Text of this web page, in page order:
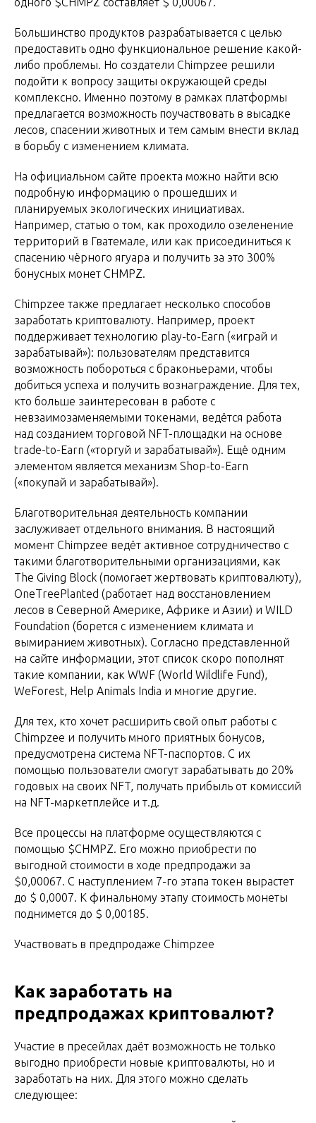
Большинство продуктов разрабатывается с целью
предоставить одно функциональное решение какой-
либо проблемы. Но создатели Chimpzee решили
подойти к вопросу защиты окружающей среды
комплексно. Именно поэтому в рамках платформы
предлагается возможность поучаствовать в высадке
лесов, спасении животных и тем самым внести вклад
в борьбу с изменением климата.
На официальном сайте проекта можно найти всю
подробную информацию о прошедших и
планируемых экологических инициативах.
Например, статью о том, как проходило озеленение
территорий в Гватемале, или как присоединиться к
спасению чёрного ягуара и получить за это 300%
бонусных монет CHMPZ.
Chimpzee также предлагает несколько способов
заработать криптовалюту. Например, проект
поддерживает технологию play-to-Earn («играй и
зарабатывай»): пользователям представится
возможность побороться с браконьерами, чтобы
добиться успеха и получить вознаграждение. Для тех,
кто больше заинтересован в работе с
невзаимозаменяемыми токенами, ведётся работа
над созданием торговой NFT-площадки на основе
trade-to-Earn («торгуй и зарабатывай»). Ещё одним
элементом является механизм Shop-to-Earn
(«покупай и зарабатывай»).
Благотворительная деятельность компании
заслуживает отдельного внимания. В настоящий
момент Chimpzee ведёт активное сотрудничество с
такими благотворительными организациями, как
The Giving Block (помогает жертвовать криптовалюту),
OneTreePlanted (работает над восстановлением
лесов в Северной Америке, Африке и Азии) и WILD
Foundation (борется с изменением климата и
вымиранием животных). Согласно представленной
на сайте информации, этот список скоро пополнят
такие компании, как WWF (World Wildlife Fund),
WeForest, Help Animals India и многие другие.
​​Для тех, кто хочет расширить свой опыт работы с
Chimpzee и получить много приятных бонусов,
предусмотрена система NFT-паспортов. С их
помощью пользователи смогут зарабатывать до 20%
годовых на своих NFT, получать прибыль от комиссий
на NFT-маркетплейсе и т.д.
Все процессы на платформе осуществляются с
помощью $CHMPZ. Его можно приобрести по
выгодной стоимости в ходе предпродажи за
$0,00067. С наступлением 7-го этапа токен вырастет
до $ 0,0007. К финальному этапу стоимость монеты
поднимется до $ 0,00185.
Участвовать в предпродаже Chimpzee
Как заработать на
предпродажах криптовалют?
Участие в пресейлах даёт возможность не только
выгодно приобрести новые криптовалюты, но и
заработать на них. Для этого можно сделать
следующее: